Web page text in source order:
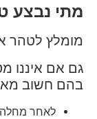
מתי נבצע
מומלץ לטהר
גם אם איננו
בהם חשוב
לאחר